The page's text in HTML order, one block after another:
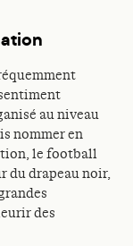
au niveau
nommer en
le football
du drapeau noir,
des